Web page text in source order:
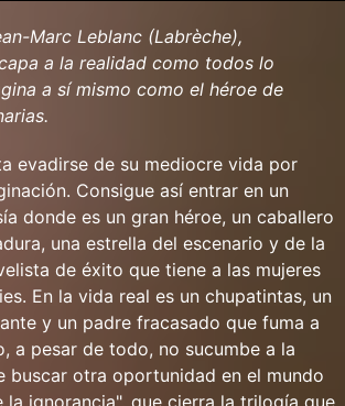
Marc Leblanc (Labrèche),
a la realidad como todos lo
a sí mismo como el héroe de
evadirse de su mediocre vida por
Consigue así entrar en un
donde es un gran héroe, un caballero
una estrella del escenario y de la
de éxito que tiene a las mujeres
En la vida real es un chupatintas, un
y un padre fracasado que fuma a
a pesar de todo, no sucumbe a la
buscar otra oportunidad en el mundo